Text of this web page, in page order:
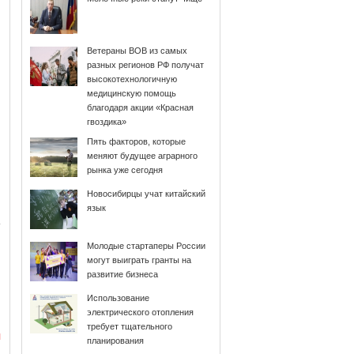
Ветераны ВОВ из самых
разных регионов РФ получат
высокотехнологичную
медицинскую помощь
благодаря акции «Красная
гвоздика»
Пять факторов, которые
меняют будущее аграрного
рынка уже сегодня
Новосибирцы учат китайский
язык
Молодые стартаперы России
могут выиграть гранты на
развитие бизнеса
Использование
электрического отопления
требует тщательного
планирования